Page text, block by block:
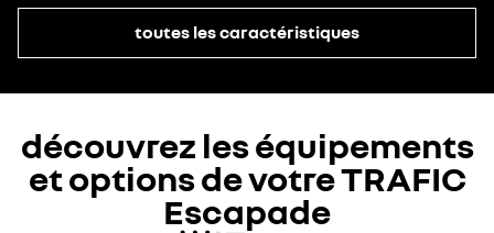
toutes les caractéristiques
découvrez les équipements
et options de votre TRAFIC
Escapade